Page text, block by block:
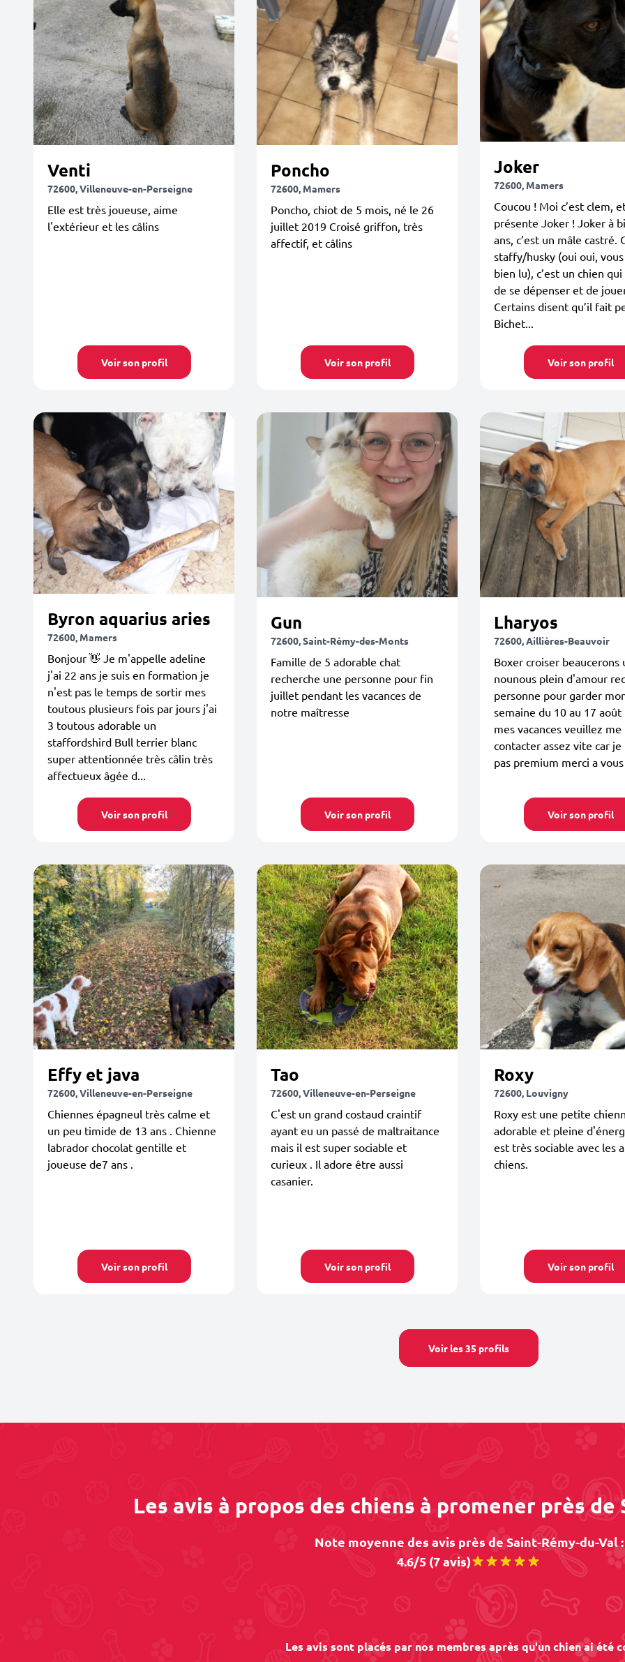
Venti
72600, Villeneuve-en-Perseigne
Elle est très joueuse, aime
l'extérieur et les câlins
Voir son profil
Poncho
72600, Mamers
Poncho, chiot de 5 mois, né le 26
juillet 2019 Croisé griffon, très
affectif, et câlins
Voir son profil
Joker
72600, Mamers
Coucou ! Moi c’est clem,
présente Joker ! Joker à
ans, c’est un mâle castré.
staffy/husky (oui oui,
bien lu), c’est un chien
de se dépenser et de
Certains disent qu’il fait
Bichet...
Voir son profil
Byron aquarius aries
72600, Mamers
Bonjour 👋 Je m'appelle adeline
j'ai 22 ans je suis en formation je
n'est pas le temps de sortir mes
toutous plusieurs fois par jours j'ai
3 toutous adorable un
staffordshird Bull terrier blanc
super attentionnée très câlin très
affectueux âgée d...
Voir son profil
Gun
72600, Saint-Rémy-des-Monts
Famille de 5 adorable chat
recherche une personne pour fin
juillet pendant les vacances de
notre maîtresse
Voir son profil
Lharyos
72600, Aillières-Beauvoir
Boxer croiser beaucerons
nounous plein d'amour
personne pour garder
semaine du 10 au 17 août
mes vacances veuillez me
contacter assez vite car je
pas premium merci a
Voir son profil
Effy et java
72600, Villeneuve-en-Perseigne
Chiennes épagneul très calme et
un peu timide de 13 ans . Chienne
labrador chocolat gentille et
joueuse de7 ans .
Voir son profil
Tao
72600, Villeneuve-en-Perseigne
C'est un grand costaud craintif
ayant eu un passé de maltraitance
mais il est super sociable et
curieux . Il adore être aussi
casanier.
Voir son profil
Roxy
72600, Louvigny
Roxy est une petite
adorable et pleine
est très sociable avec les
chiens.
Voir son profil
Voir les 35 profils
Les avis à propos des chiens à promener près de
Note moyenne des avis près de Saint-Rémy-du-Val :
4.6/5 (7 avis)
Les avis sont placés par nos membres après qu'un chien ai été